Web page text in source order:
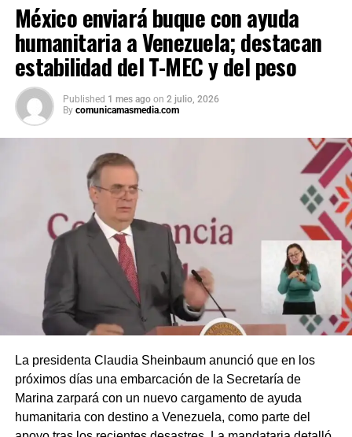
México enviará buque con ayuda
humanitaria a Venezuela; destacan
estabilidad del T-MEC y del peso
Published 1 mes ago on 2 julio, 2026
By comunicamasmedia.com
La presidenta Claudia Sheinbaum anunció que en los
próximos días una embarcación de la Secretaría de
Marina zarpará con un nuevo cargamento de ayuda
humanitaria con destino a Venezuela, como parte del